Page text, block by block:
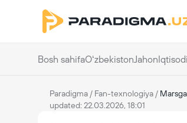
Bosh sahifaOʻzbekistonJahon
Paradigma / Fan-texnologiya /
updated: 22.03.2026, 18:01